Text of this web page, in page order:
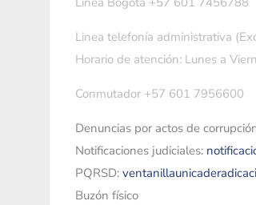
Linea telefonía administrativa
Horario de atención: Lunes a
Conmutador +57 601 7956600
Denuncias por actos de
Notificaciones judiciales:
PQRSD:
Buzón físico